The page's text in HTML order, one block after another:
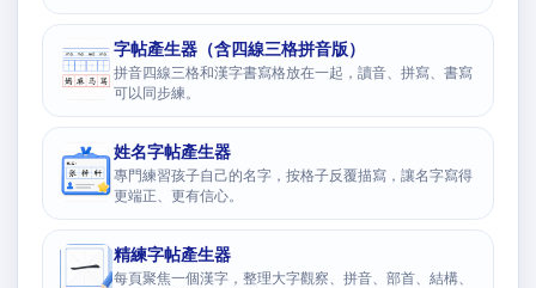
字帖產生器（含四線三格拼音版）
拼音四線三格和漢字書寫格放在一起，讀音、拼寫、書寫
可以同步練。
姓名字帖產生器
專門練習孩子自己的名字，按格子反覆描寫，讓名字寫得
更端正、更有信心。
精練字帖產生器
每頁聚焦一個漢字，整理大字觀察、拼音、部首、結構、